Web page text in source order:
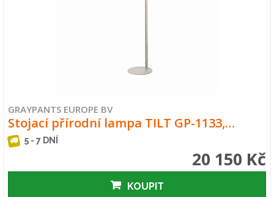
GRAYPANTS EUROPE BV
Stojací přírodní lampa TILT GP-1133,…
5 - 7 DNÍ
20 150 Kč
KOUPIT